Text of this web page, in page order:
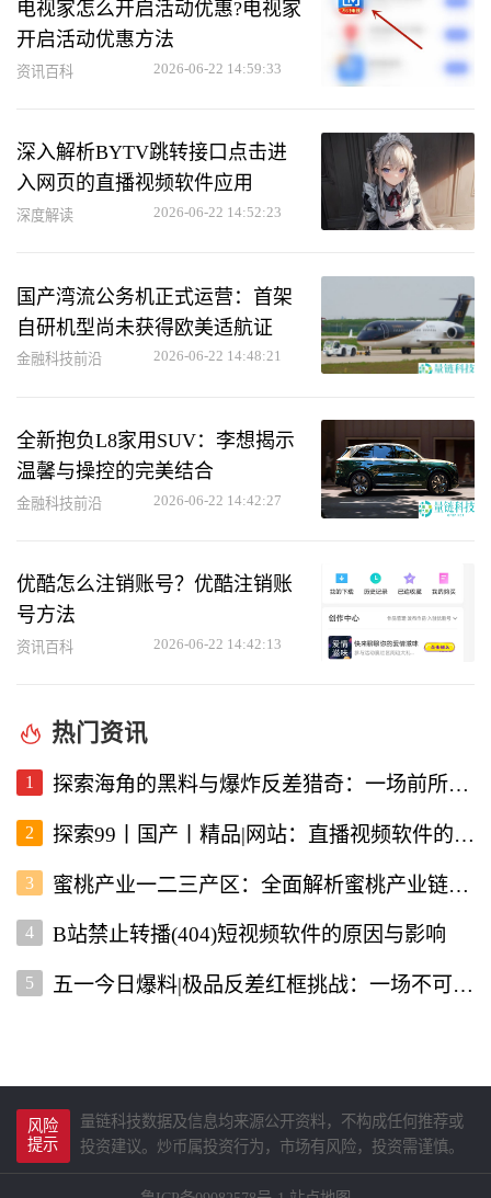
电视家怎么开启活动优惠?电视家
开启活动优惠方法
资讯百科 2026-06-22 14:59:33
深入解析BYTV跳转接口点击进
入网页的直播视频软件应用
深度解读 2026-06-22 14:52:23
国产湾流公务机正式运营：首架
自研机型尚未获得欧美适航证
金融科技前沿 2026-06-22 14:48:21
全新抱负L8家用SUV：李想揭示
温馨与操控的完美结合
金融科技前沿 2026-06-22 14:42:27
优酷怎么注销账号？优酷注销账
号方法
资讯百科 2026-06-22 14:42:13
热门资讯
1 探索海角的黑料与爆炸反差猎奇：一场前所未有的直播视频体验
2 探索99丨国产丨精品|网站：直播视频软件的新选择
3 蜜桃产业一二三产区：全面解析蜜桃产业链的现状与未来
4 B站禁止转播(404)短视频软件的原因与影响
5 五一今日爆料|极品反差红框挑战：一场不可错过的直播盛宴
风险
提示
量链科技数据及信息均来源公开资料，不构成任何推荐或
投资建议。炒币属投资行为，市场有风险，投资需谨慎。